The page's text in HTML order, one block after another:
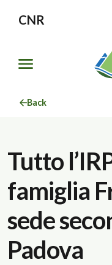
CNR
Back
Tutto
famiglia
sede
Padova